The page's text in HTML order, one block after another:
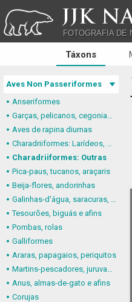
JJK
FOTOGRAFIA DE
Táxons
Aves Non Passeriformes
Anseriformes
Garças, pelicanos, cegonias e afins
Aves de rapina diurnas
Charadriiformes: Larídeos, mandriões e perdizes-do-mar
Charadriiformes: Outras
Pica-paus, tucanos, araçaris
Beija-flores, andorinhas
Galinhas-d'água, saracuras, grous
Tesourões, biguás e afins
Pombas, rolas
Galliformes
Araras, papagaios, periquitos
Martins-pescadores, juruvas e afins
Anus, almas-de-gato e afins
Corujas